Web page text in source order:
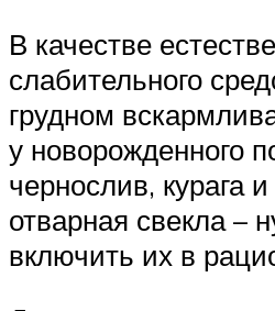
В качестве
слабительного
грудном
у новорожденного
чернослив, курага
отварная свекла –
включить их в